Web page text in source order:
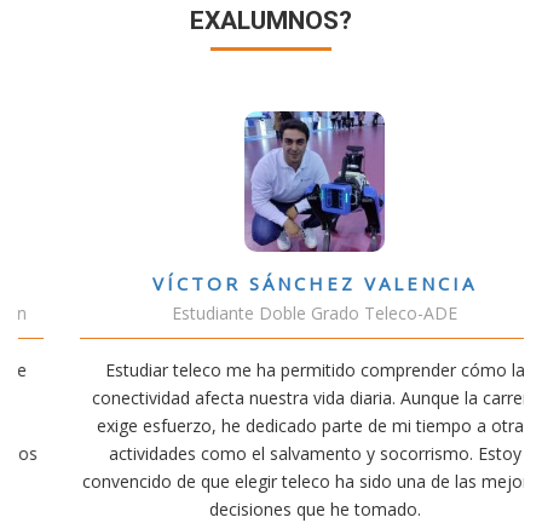
EXALUMNOS?
VÍCTOR SÁNCHEZ VALENCIA
Estudiante Doble Grado Teleco-ADE
Estudiar teleco me ha permitido comprender cómo la
conectividad afecta nuestra vida diaria. Aunque la carrera
exige esfuerzo, he dedicado parte de mi tiempo a otras
actividades como el salvamento y socorrismo. Estoy
convencido de que elegir teleco ha sido una de las mejores
decisiones que he tomado.